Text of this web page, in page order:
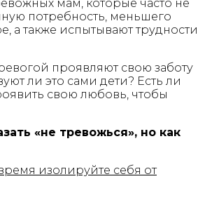
мам, которые часто не
потребность, меньшего
а также испытывают трудности
проявляют свою заботу
ли это сами дети? Есть ли
свою любовь, чтобы
«не тревожься», но как
изолируйте себя от